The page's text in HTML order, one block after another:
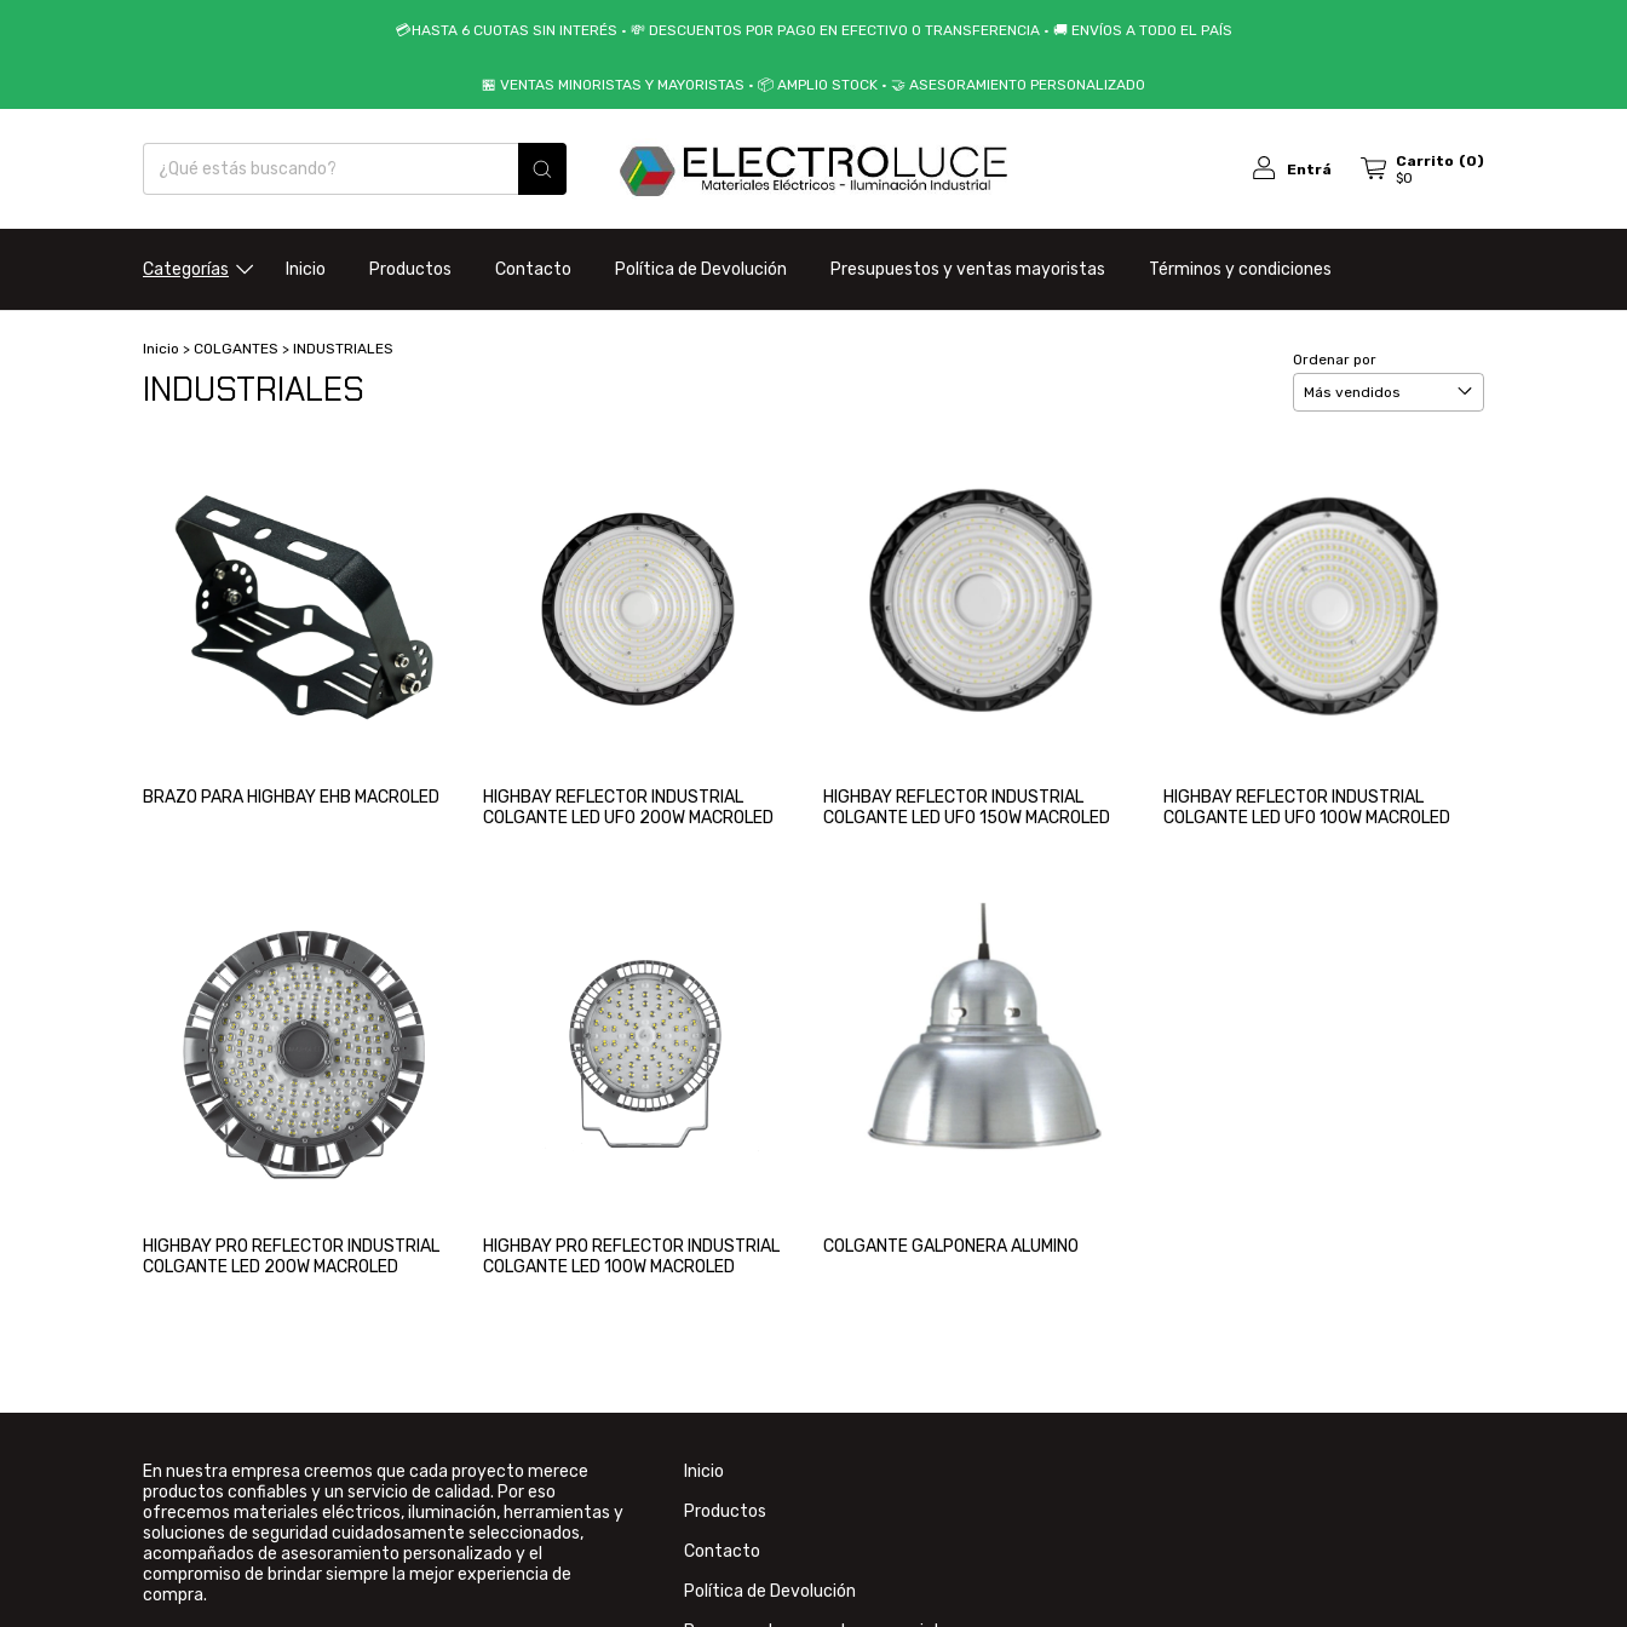
💳HASTA 6 CUOTAS SIN INTERÉS • 💸 DESCUENTOS POR PAGO EN EFECTIVO O TRANSFERENCIA • 🚚 ENVÍOS A TODO EL PAÍS
🏪 VENTAS MINORISTAS Y MAYORISTAS • 📦 AMPLIO STOCK • 🤝 ASESORAMIENTO PERSONALIZADO
Entrá Carrito (0)
$0
Categorías Inicio Productos Contacto Política de Devolución Presupuestos y ventas mayoristas Términos y condiciones
Inicio > COLGANTES > INDUSTRIALES
INDUSTRIALES
Ordenar por
BRAZO PARA HIGHBAY EHB MACROLED
HIGHBAY REFLECTOR INDUSTRIAL
COLGANTE LED UFO 200W MACROLED
HIGHBAY REFLECTOR INDUSTRIAL
COLGANTE LED UFO 150W MACROLED
HIGHBAY REFLECTOR INDUSTRIAL
COLGANTE LED UFO 100W MACROLED
HIGHBAY PRO REFLECTOR INDUSTRIAL
COLGANTE LED 200W MACROLED
HIGHBAY PRO REFLECTOR INDUSTRIAL
COLGANTE LED 100W MACROLED
COLGANTE GALPONERA ALUMINO
En nuestra empresa creemos que cada proyecto merece
productos confiables y un servicio de calidad. Por eso
ofrecemos materiales eléctricos, iluminación, herramientas y
soluciones de seguridad cuidadosamente seleccionados,
acompañados de asesoramiento personalizado y el
compromiso de brindar siempre la mejor experiencia de
compra.
Inicio
Productos
Contacto
Política de Devolución